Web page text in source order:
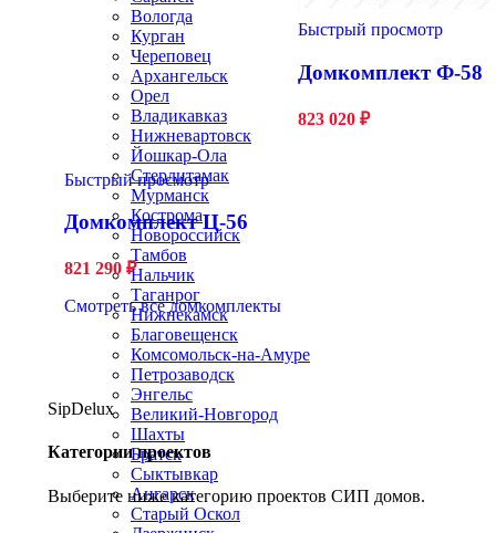
Вологда
Курган
Череповец
Архангельск
Орел
Владикавказ
Нижневартовск
Йошкар-Ола
Стерлитамак
Мурманск
Кострома
Новороссийск
Тамбов
Нальчик
Таганрог
Нижнекамск
Благовещенск
Комсомольск-на-Амуре
Петрозаводск
Энгельс
Великий-Новгород
Шахты
Братск
Сыктывкар
Ангарск
Старый Оскол
Быстрый просмотр
Домкомплект Ф-58
823 020 ₽
Быстрый просмотр
Домкомплект Ц-56
821 290 ₽
Смотреть все домкомплекты
SipDelux
Категории проектов
Выберите ниже категорию проектов СИП домов.